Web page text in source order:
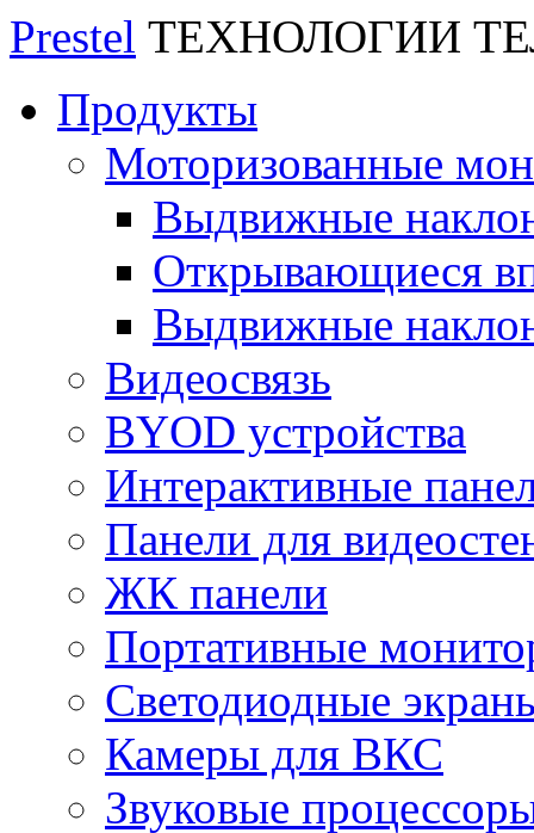
Prestel ТЕХНОЛОГИИ
Продукты
Моторизованные
Выдвижные
Открывающиеся
Выдвижные
Видеосвязь
BYOD устройства
Интерактивные
Панели для
ЖК панели
Портативные
Светодиодные
Камеры для ВКС
Звуковые